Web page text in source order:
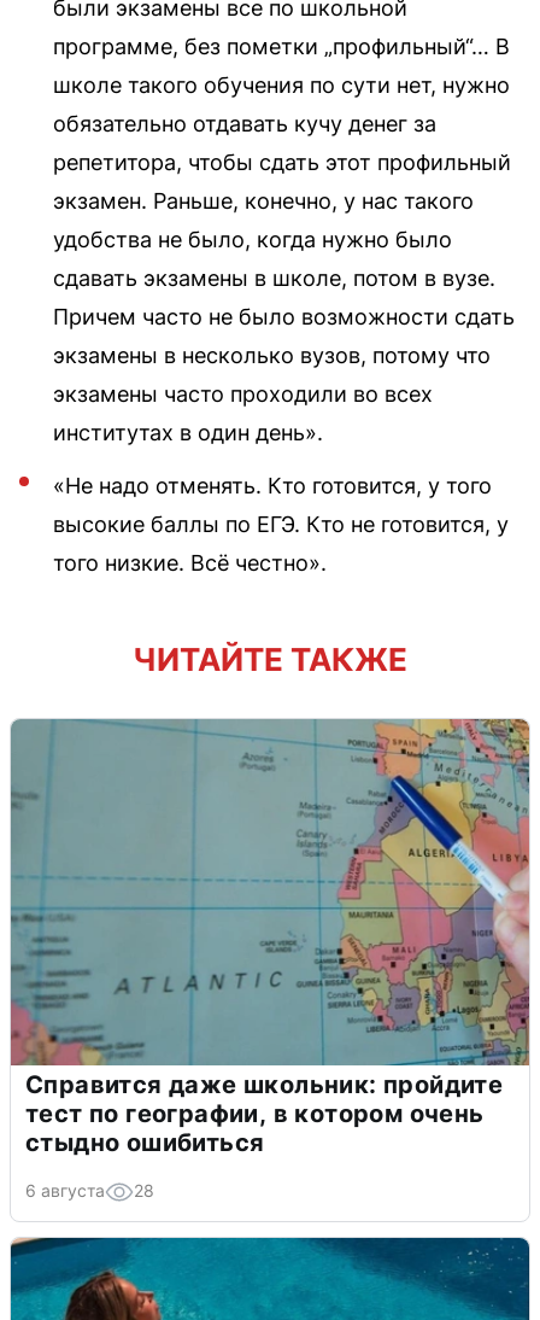
были экзамены все по школьной
программе, без пометки „профильный“… В
школе такого обучения по сути нет, нужно
обязательно отдавать кучу денег за
репетитора, чтобы сдать этот профильный
экзамен. Раньше, конечно, у нас такого
удобства не было, когда нужно было
сдавать экзамены в школе, потом в вузе.
Причем часто не было возможности сдать
экзамены в несколько вузов, потому что
экзамены часто проходили во всех
институтах в один день».
«Не надо отменять. Кто готовится, у того
высокие баллы по ЕГЭ. Кто не готовится, у
того низкие. Всё честно».
ЧИТАЙТЕ ТАКЖЕ
Справится даже школьник: пройдите
тест по географии, в котором очень
стыдно ошибиться
6 августа 28